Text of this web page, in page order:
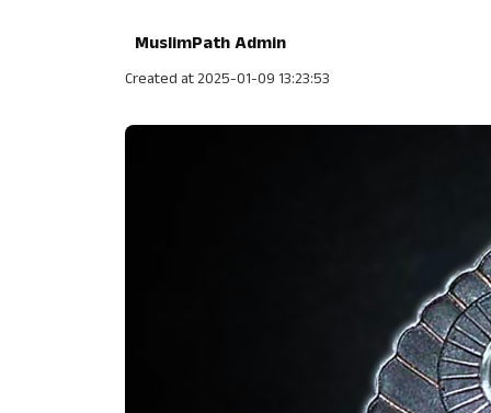
MuslimPath Admin
Created at 2025-01-09 13:23:53